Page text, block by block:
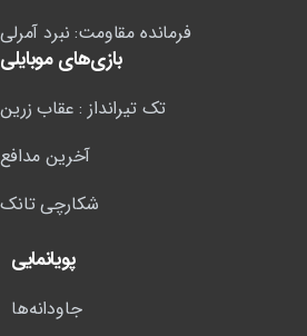
فرمانده مقاومت: نبرد آمرلی
بازی‌های موبایلی
تک تیرانداز : عقاب زرین
آخرین مدافع
شکارچی تانک
پویانمایی
جاودانه‌ها